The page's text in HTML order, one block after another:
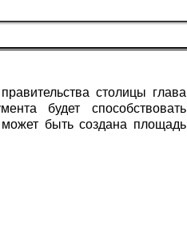
столицы глава
будет способствовать
быть создана площадь